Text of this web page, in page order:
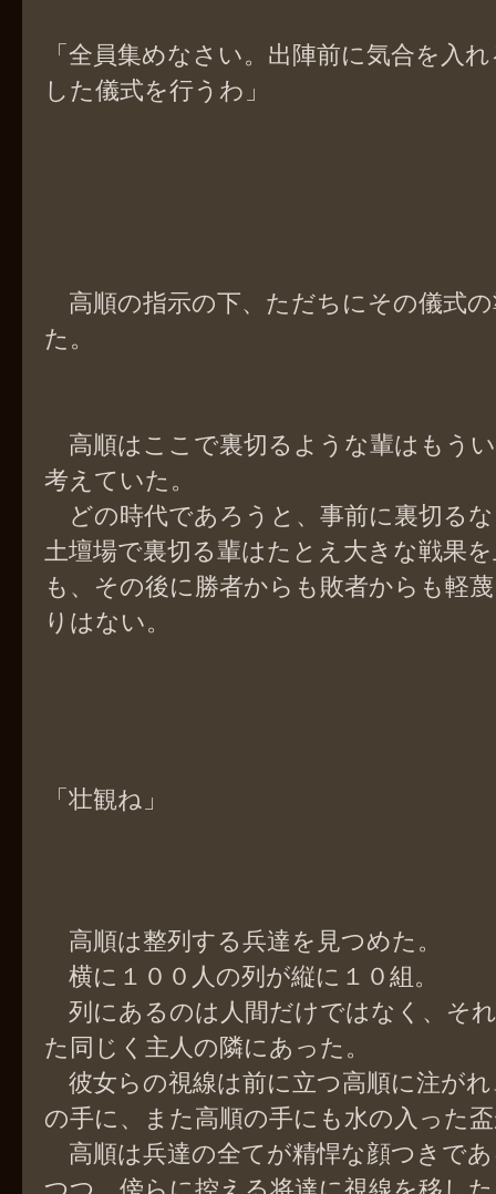
「全員集めなさい。出陣前に気合を入
した儀式を行うわ」
高順の指示の下、ただちにその儀式
た。
高順はここで裏切るような輩はもう
考えていた。
どの時代であろうと、事前に裏切る
土壇場で裏切る輩はたとえ大きな戦果
も、その後に勝者からも敗者からも軽
りはない。
「壮観ね」
高順は整列する兵達を見つめた。
横に１００人の列が縦に１０組。
列にあるのは人間だけではなく、そ
た同じく主人の隣にあった。
彼女らの視線は前に立つ高順に注が
の手に、また高順の手にも水の入った
高順は兵達の全てが精悍な顔つきで